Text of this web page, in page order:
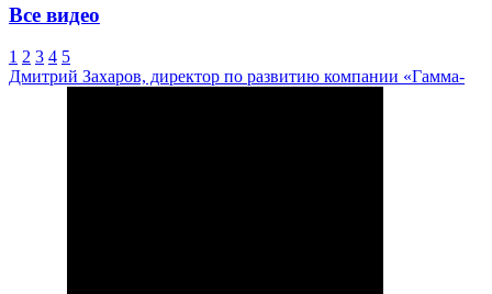
Все видео
1 2 3 4 5
Дмитрий Захаров, директор по развитию компании «Гамма-